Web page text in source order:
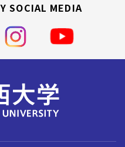
SOCIAL MEDIA